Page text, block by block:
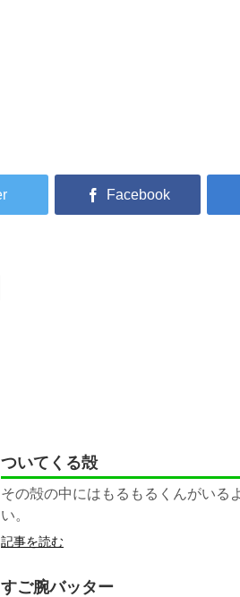
ついてくる殻
その殻の中にはもるもるくんがいる
い。
記事を読む
すご腕バッター